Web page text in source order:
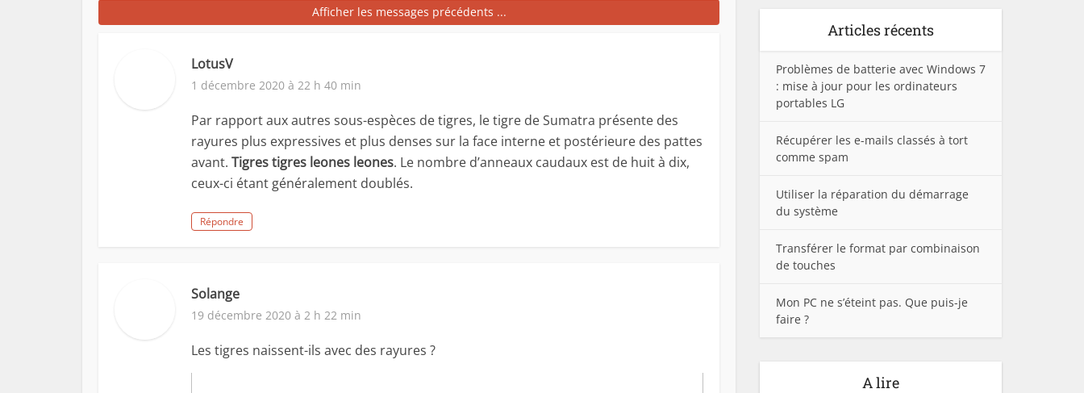
Afficher les messages précédents ...
LotusV
1 décembre 2020 à 22 h 40 min
Par rapport aux autres sous-espèces de tigres, le tigre de Sumatra présente des
rayures plus expressives et plus denses sur la face interne et postérieure des pattes
avant. Tigres tigres leones leones. Le nombre d’anneaux caudaux est de huit à dix,
ceux-ci étant généralement doublés.
Répondre
Solange
19 décembre 2020 à 2 h 22 min
Les tigres naissent-ils avec des rayures ?
Articles récents
Problèmes de batterie avec Windows 7
: mise à jour pour les ordinateurs
portables LG
Récupérer les e-mails classés à tort
comme spam
Utiliser la réparation du démarrage
du système
Transférer le format par combinaison
de touches
Mon PC ne s’éteint pas. Que puis-je
faire ?
A lire